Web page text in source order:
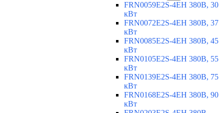
FRN0059E2S-4EH 380В, 30
кВт
FRN0072E2S-4EH 380В, 37
кВт
FRN0085E2S-4EH 380В, 45
кВт
FRN0105E2S-4EH 380В, 55
кВт
FRN0139E2S-4EH 380В, 75
кВт
FRN0168E2S-4EH 380В, 90
кВт